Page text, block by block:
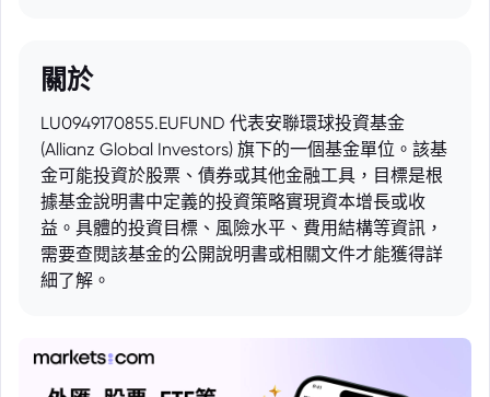
關於
LU0949170855.EUFUND 代表安聯環球投資基金
(Allianz Global Investors) 旗下的一個基金單位。該基
金可能投資於股票、債券或其他金融工具，目標是根
據基金說明書中定義的投資策略實現資本增長或收
益。具體的投資目標、風險水平、費用結構等資訊，
需要查閱該基金的公開說明書或相關文件才能獲得詳
細了解。